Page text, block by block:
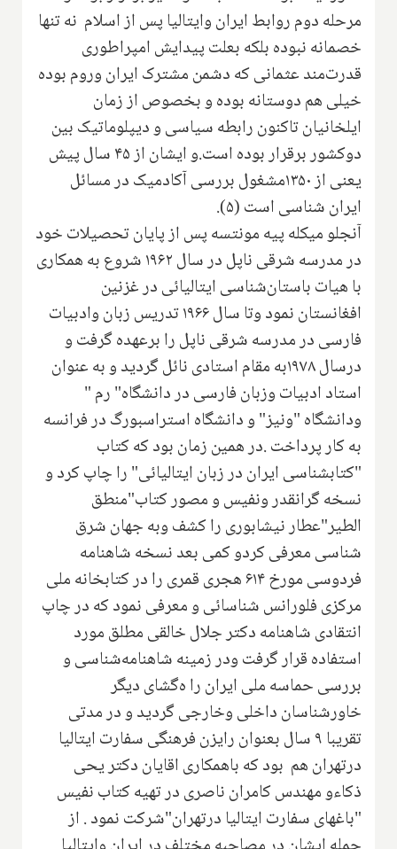
مرحله دوم روابط ایران وایتالیا پس از اسلام نه تنها
خصمانه نبوده بلکه بعلت پیدایش امپراطوری
قدرت‌مند عثمانی‌ که دشمن مشترک ایران وروم بوده‌
خیلی هم دوستانه بوده و بخصوص از زمان
ایلخانیان تاکنون رابطه سیاسی و دیپلوماتیک بین
دوکشور برقرار بوده است.و ایشان از ۴۵ سال پیش
یعنی از ۱۳۵۰مشغول بررسی آکادمیک در مسائل
ایران شناسی است (۵).
آنجلو میکله پیه مونتسه پس از پایان تحصیلات خود
در مدرسه شرقی ناپل در سال ۱۹۶۲ شروع به همکاری
با هیات باستان‌شناسی ایتالیائی در غزنین
افغانستان نمود وتا سال ۱۹۶۶ تدریس زبان وادبیات
فارسی در مدرسه شرقی ناپل را برعهده گرفت و
درسال ۱۹۷۸به مقام استادی نائل گردید و به عنوان
استاد ادبیات وزبان فارسی در دانشگاه" رم "
ودانشگاه "ونیز" و دانشگاه استراسبورگ در فرانسه
به کار پرداخت .در همین زمان بود که کتاب
"کتابشناسی ایران در زبان ایتالیائی" را چاپ کرد و
نسخه گرانقدر ونفیس و مصور کتاب"منطق
الطیر"عطار نیشابوری را کشف وبه جهان شرق
شناسی معرفی کردو کمی بعد نسخه شاهنامه
فردوسی مورخ ۶۱۴ هجری قمری را در کتابخانه ملی
مرکزی فلورانس شناسائی و معرفی نمود که در چاپ
انتقادی شاهنامه دکتر جلال خالقی مطلق مورد
استفاده قرار گرفت ودر زمینه شاهنامه‌شناسی و
بررسی حماسه ملی ایران را ه‌گشای دیگر
خاورشناسان داخلی وخارجی گردید و در مدتی
تقریبا ۹ سال بعنوان رایزن فرهنگی سفارت ایتالیا
درتهران هم بود که باهمکاری‌ اقایان دکتر یحی
ذکاءو مهندس کامران ناصری در تهیه کتاب نفیس
"باغهای سفارت ایتالیا درتهران"شرکت نمود . از